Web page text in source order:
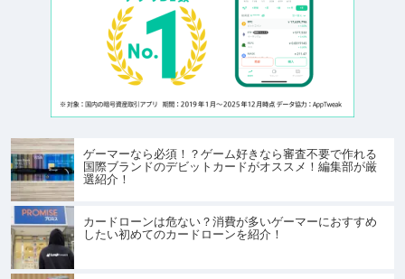
ゲーマーなら必須！？ゲーム好きなら審査不要で作れる
国際ブランドのデビットカードがオススメ！編集部が厳
選紹介！
カードローンは危ない？消費が多いゲーマーにおすすめ
したい初めてのカードローンを紹介！